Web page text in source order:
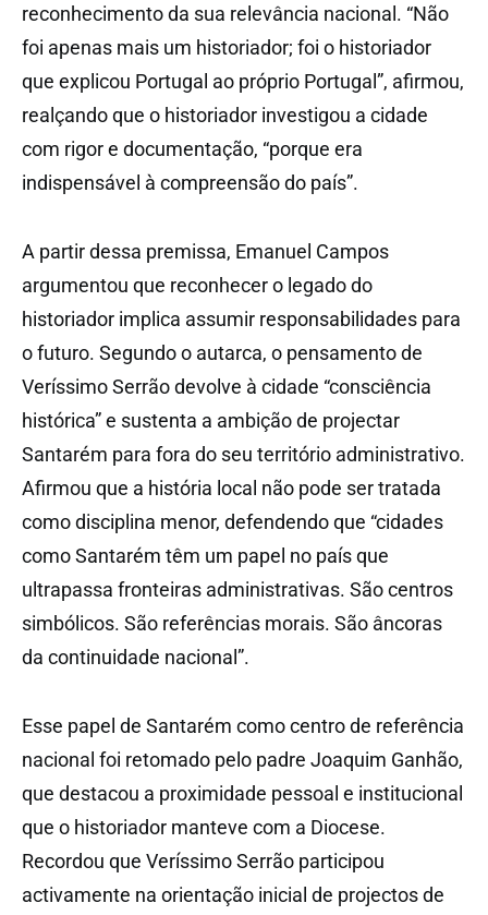
reconhecimento da sua relevância nacional. “Não
foi apenas mais um historiador; foi o historiador
que explicou Portugal ao próprio Portugal”, afirmou,
realçando que o historiador investigou a cidade
com rigor e documentação, “porque era
indispensável à compreensão do país”.
A partir dessa premissa, Emanuel Campos
argumentou que reconhecer o legado do
historiador implica assumir responsabilidades para
o futuro. Segundo o autarca, o pensamento de
Veríssimo Serrão devolve à cidade “consciência
histórica” e sustenta a ambição de projectar
Santarém para fora do seu território administrativo.
Afirmou que a história local não pode ser tratada
como disciplina menor, defendendo que “cidades
como Santarém têm um papel no país que
ultrapassa fronteiras administrativas. São centros
simbólicos. São referências morais. São âncoras
da continuidade nacional”.
Esse papel de Santarém como centro de referência
nacional foi retomado pelo padre Joaquim Ganhão,
que destacou a proximidade pessoal e institucional
que o historiador manteve com a Diocese.
Recordou que Veríssimo Serrão participou
activamente na orientação inicial de projectos de